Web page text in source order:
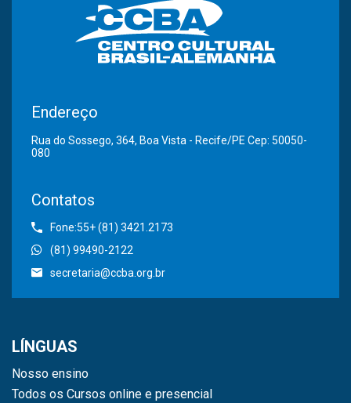
Endereço
Rua do Sossego, 364, Boa Vista - Recife/PE Cep: 50050-
080
Contatos
Fone:55+ (81) 3421.2173
(81) 99490-2122
secretaria@ccba.org.br
LÍNGUAS
Nosso ensino
Todos os Cursos online e presencial